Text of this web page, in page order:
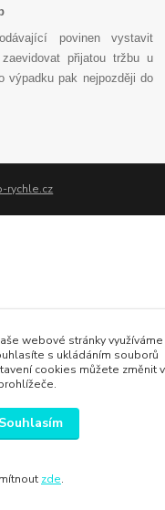
povinen vystavit
přijatou tržbu u
výpadku pak nejpozději do
rychle.cz
webové stránky využíváme
s ukládáním souborů
cookies můžete změnit v
Souhlasím
zde.